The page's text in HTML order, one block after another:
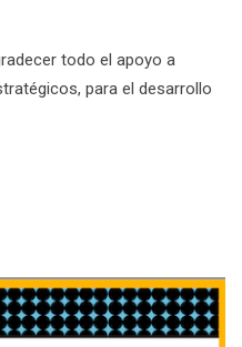
todo el apoyo a
para el desarrollo